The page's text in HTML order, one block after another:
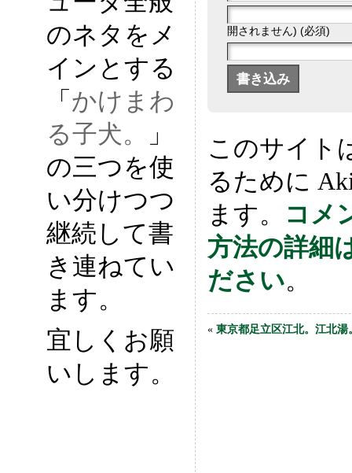
のネタをメ
インとする
「 かけまわ
る子犬。
」
の三つを使
い分けつつ
継続して書
き連ねてい
ます。
宜しくお願
いします。
開されません) (必須)
このサイト
るために
ます。
コメ
方法の詳細
ださい。
« 東京都足立区江北。江北湯